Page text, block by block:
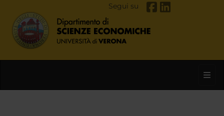
Segui su